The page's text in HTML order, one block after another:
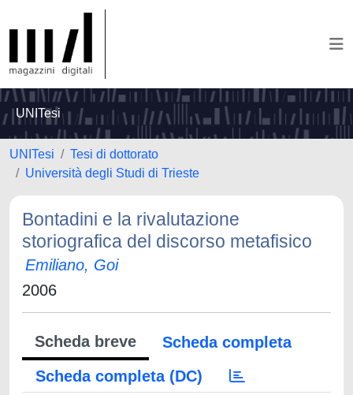
UNITesi
UNITesi
Tesi di dottorato
Università degli Studi di Trieste
Bontadini e la rivalutazione
storiografica del discorso metafisico
Emiliano, Goi
2006
Scheda breve
Scheda completa
Scheda completa (DC)